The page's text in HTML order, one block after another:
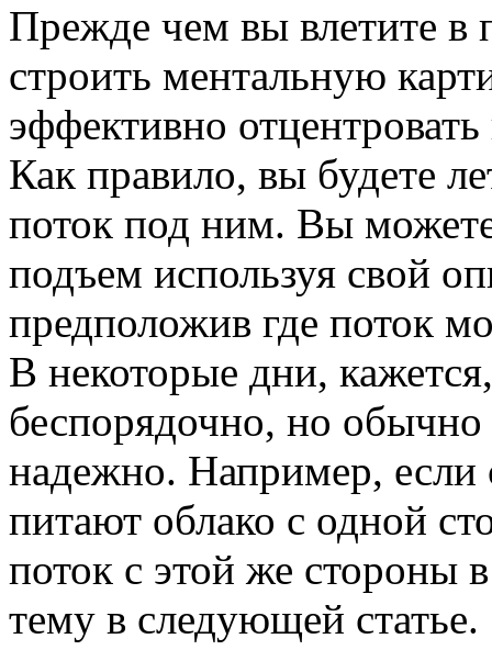
Прежде чем вы влетите в
строить ментальную
эффективно
Как правило, вы будете
поток под ним. Вы
подъем используя свой
предположив где поток
В некоторые дни,
беспорядочно, но
надежно. Например, если
питают облако с одной
поток с этой же стороны
тему в следующей статье.